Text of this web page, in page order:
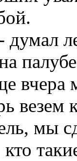
палубе
вчера
мы